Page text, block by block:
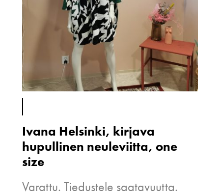
Ivana Helsinki, kirjava
hupullinen neuleviitta, one
size
Varattu. Tiedustele saatavuutta.